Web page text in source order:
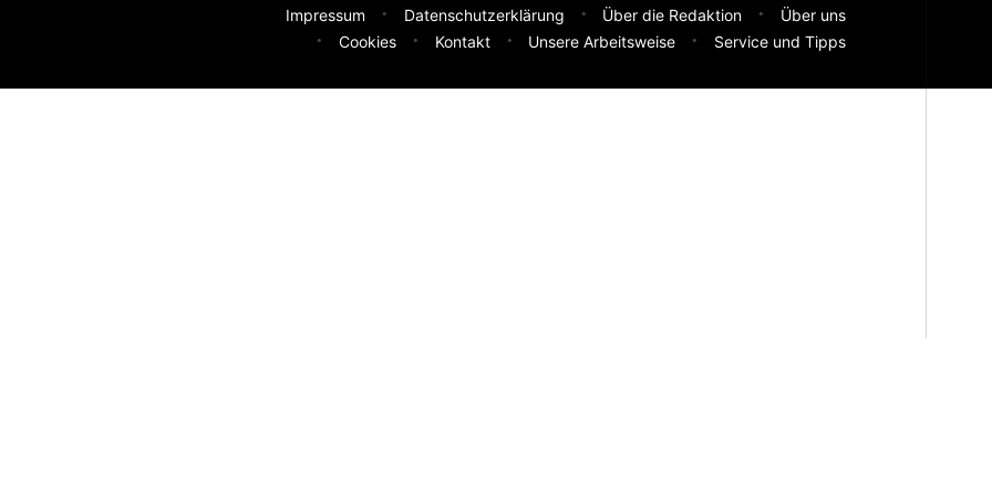
Impressum Datenschutzerklärung Über die Redaktion
Über uns
Cookies
Kontakt Unsere Arbeitsweise Service und Tipps